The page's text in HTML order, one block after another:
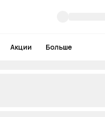
Акции Больше